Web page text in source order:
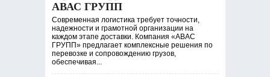
АВАС ГРУПП
Современная логистика требует точности,
надежности и грамотной организации на
каждом этапе доставки. Компания «АВАС
ГРУПП» предлагает комплексные решения по
перевозке и сопровождению грузов,
обеспечивая...